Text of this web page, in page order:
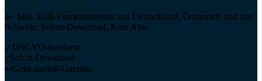
4+ Mio. B2B-Firmenadressen aus Deutschland, Österreich und der
Schweiz. Sofort-Download. Kein Abo.
✓ DSGVO-konform
↓Sofort-Download
↩Geld-zurück-Garantie